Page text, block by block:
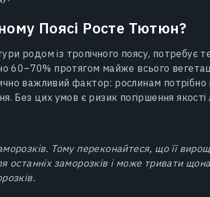
Поясі Росте Тютюн?
родом із тропічного поясу, потребує
60–70% протягом майже всього
важливий фактор: рослинам
Без цих умов є ризик погіршення
Тому переконайтеся, що її
останніх заморозків і може тривати